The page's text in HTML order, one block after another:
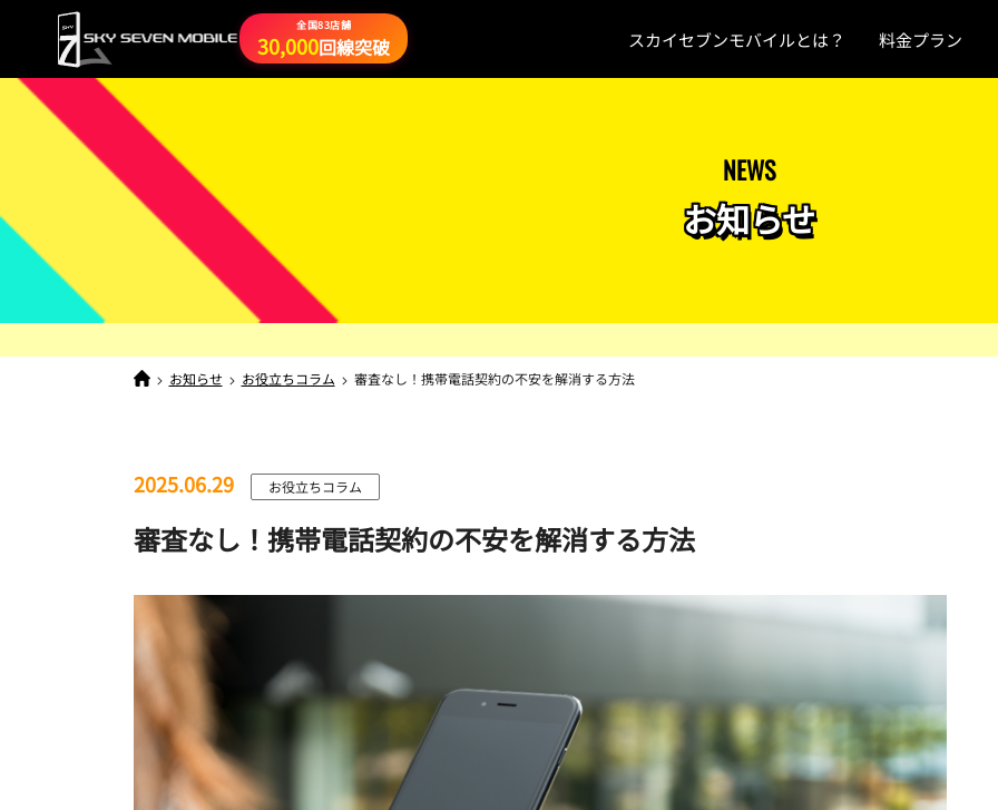
全国83店舗
30,000回線突破 スカイセブンモバイルとは？ 料金プラン
NEWS
お知らせ
お知らせ お役立ちコラム 審査なし！携帯電話契約の不安を解消する方法
2025.06.29 お役立ちコラム
審査なし！携帯電話契約の不安を解消する方法